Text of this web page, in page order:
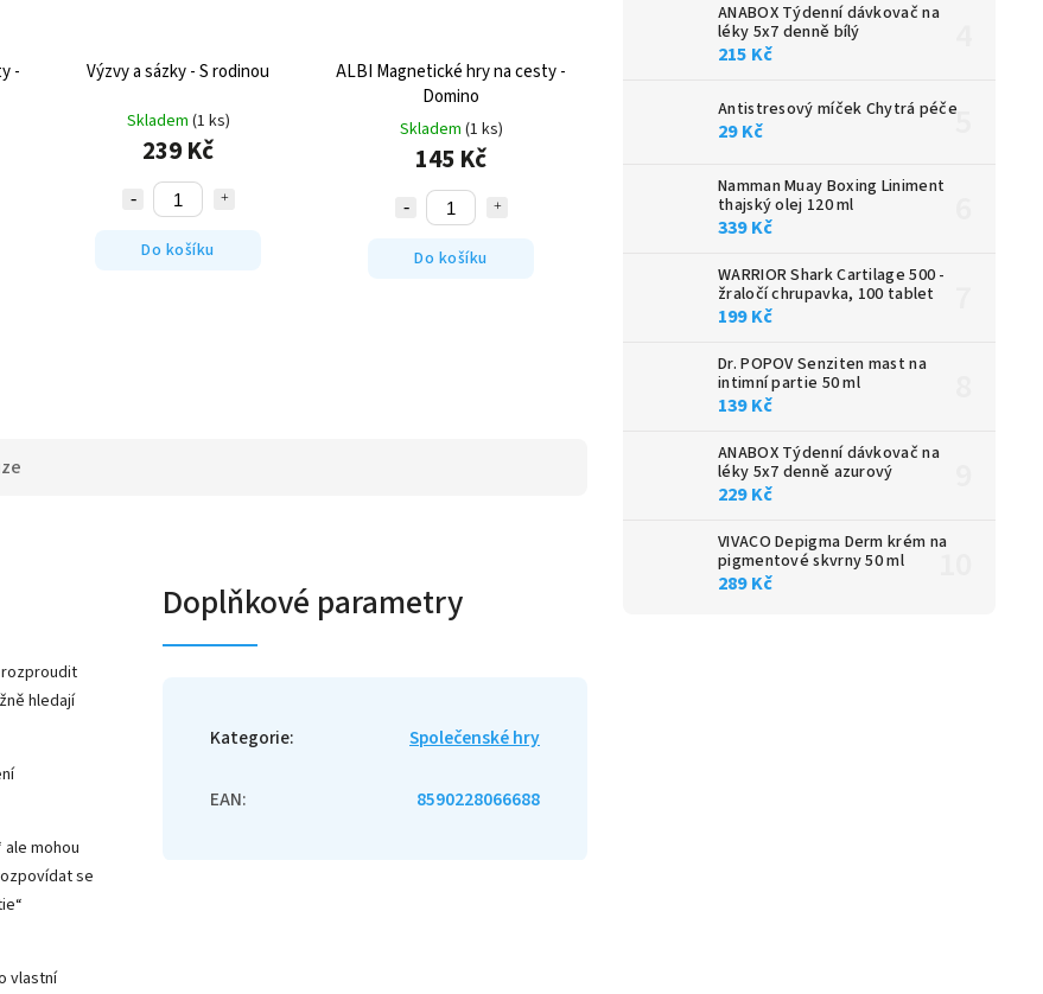
ANABOX Týdenní dávkovač na
léky 5x7 denně bílý
215 Kč
Antistresový míček Chytrá péče
29 Kč
Namman Muay Boxing Liniment
thajský olej 120 ml
339 Kč
WARRIOR Shark Cartilage 500 -
žraločí chrupavka, 100 tablet
199 Kč
Dr. POPOV Senziten mast na
intimní partie 50 ml
139 Kč
ANABOX Týdenní dávkovač na
léky 5x7 denně azurový
229 Kč
VIVACO Depigma Derm krém na
pigmentové skvrny 50 ml
289 Kč
-
Výzvy a sázky - S rodinou
Skladem (1 ks)
239 Kč
Do košíku
ALBI Magnetické hry na cesty -
Domino
Skladem (1 ks)
145 Kč
Do košíku
hledají
ale mohou
se
vlastní
Doplňkové parametry
Kategorie: Společenské hry
EAN: 8590228066688